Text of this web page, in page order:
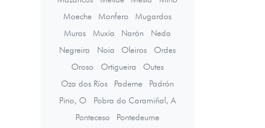
Moeche
Monfero
Mugardos
Muros
Muxía Narón
Neda
Negreira
Noia Oleiros
Ordes
Oroso
Ortigueira
Outes
Oza dos Ríos
Paderne
Padrón
Pino, O
Pobra do Caramiñal, A
Ponteceso
Pontedeume